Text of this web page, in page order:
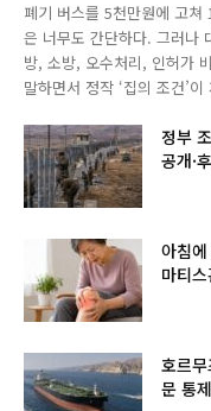
폐기 버스를 5천만원에 고
은 너무도 간단하다. 그러나
방, 소방, 오수처리, 인허가
말하면서 정작 ‘집의 조건’
정부
공개·
아침
마티
호르
문 통